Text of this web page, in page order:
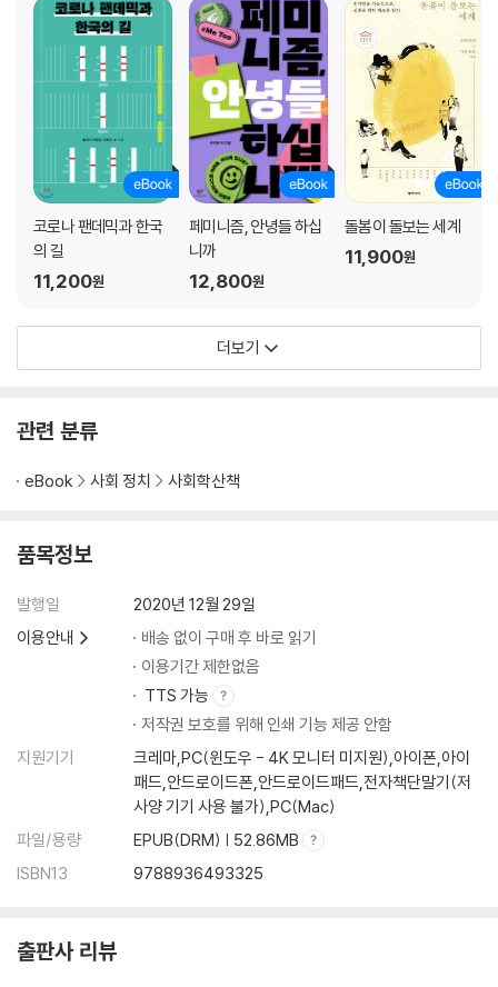
코로나 팬데믹과 한국
의 길
11,200원
페미니즘, 안녕들 하십
니까
12,800원
돌봄이 돌보는 세계
11,900원
더보기
관련 분류
eBook 사회 정치 사회학산책
품목정보
발행일
2020년 12월 29일
이용안내
배송 없이 구매 후 바로 읽기
이용기간 제한없음
TTS 가능
저작권 보호를 위해 인쇄 기능 제공 안함
지원기기
크레마,PC(윈도우 - 4K 모니터 미지원),아이폰,아이
패드,안드로이드폰,안드로이드패드,전자책단말기(저
사양 기기 사용 불가),PC(Mac)
파일/용량
EPUB(DRM) | 52.86MB
ISBN13
9788936493325
출판사 리뷰